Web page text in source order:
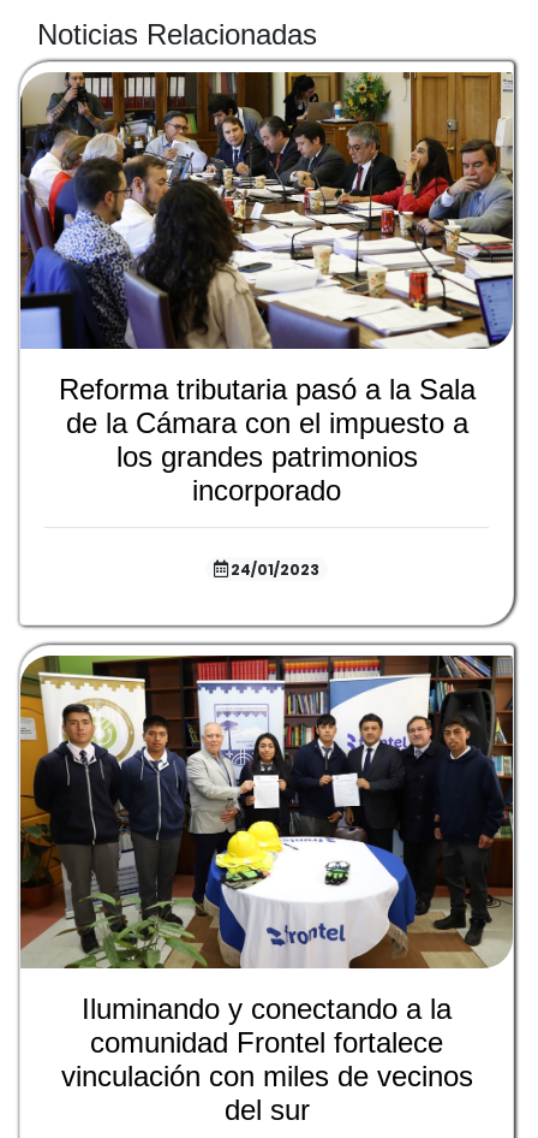
Noticias Relacionadas
Reforma tributaria pasó a la Sala
de la Cámara con el impuesto a
los grandes patrimonios
incorporado
24/01/2023
Iluminando y conectando a la
comunidad Frontel fortalece
vinculación con miles de vecinos
del sur